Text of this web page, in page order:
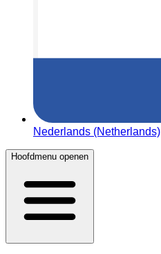
Nederlands (Netherlands)
Hoofdmenu openen